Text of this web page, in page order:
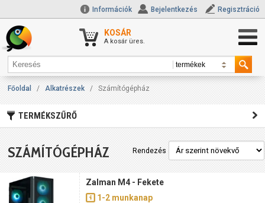
Információk Bejelentkezés Regisztráció
KOSÁR
A kosár üres.
Főoldal / Alkatrészek / Számítógépház
TERMÉKSZŰRŐ
SZÁMÍTÓGÉPHÁZ Rendezés
Zalman M4 - Fekete
1-2 munkanap